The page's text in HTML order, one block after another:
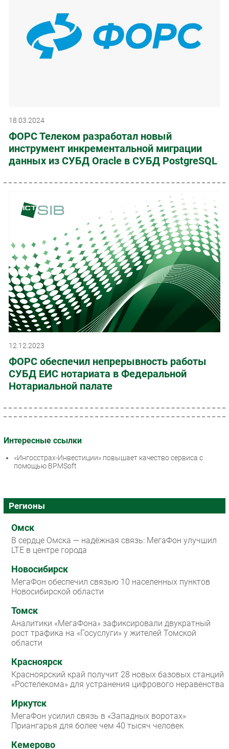
18.03.2024
ФОРС Телеком разработал новый
инструмент инкрементальной миграции
данных из СУБД Oracle в СУБД PostgreSQL
12.12.2023
ФОРС обеспечил непрерывность работы
СУБД ЕИС нотариата в Федеральной
Нотариальной палате
Интересные ссылки
«Ингосстрах-Инвестиции» повышает качество сервиса с
помощью BPMSoft
Регионы
Омск
В сердце Омска — надёжная связь: МегаФон улучшил
LTE в центре города
Новосибирск
МегаФон обеспечил связью 10 населенных пунктов
Новосибирской области
Томск
Аналитики «МегаФона» зафиксировали двукратный
рост трафика на «Госуслуги» у жителей Томской
области
Красноярск
Красноярский край получит 28 новых базовых станций
«Ростелекома» для устранения цифрового неравенства
Иркутск
МегаФон усилил связь в «Западных воротах»
Приангарья для более чем 40 тысяч человек
Кемерово